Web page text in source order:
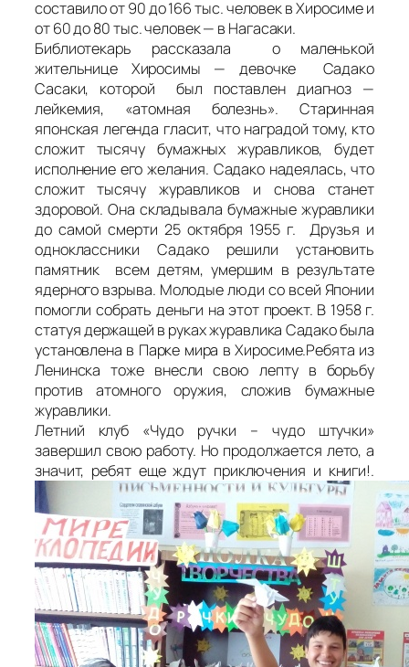
составило от 90 до 166 тыс. человек в Хиросиме и
от 60 до 80 тыс. человек — в Нагасаки.
Библиотекарь рассказала о маленькой
жительнице Хиросимы — девочке Садако
Сасаки, которой был поставлен диагноз —
лейкемия, «атомная болезнь». Старинная
японская легенда гласит, что наградой тому, кто
сложит тысячу бумажных журавликов, будет
исполнение его желания. Садако надеялась, что
сложит тысячу журавликов и снова станет
здоровой. Она складывала бумажные журавлики
до самой смерти 25 октября 1955 г. Друзья и
одноклассники Садако решили установить
памятник всем детям, умершим в результате
ядерного взрыва. Молодые люди со всей Японии
помогли собрать деньги на этот проект. В 1958 г.
статуя держащей в руках журавлика Садако была
установлена в Парке мира в Хиросиме.Ребята из
Ленинска тоже внесли свою лепту в борьбу
против атомного оружия, сложив бумажные
журавлики.
Летний клуб «Чудо ручки – чудо штучки»
завершил свою работу. Но продолжается лето, а
значит, ребят еще ждут приключения и книги!.